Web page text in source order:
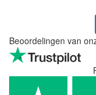
Beoordelingen van